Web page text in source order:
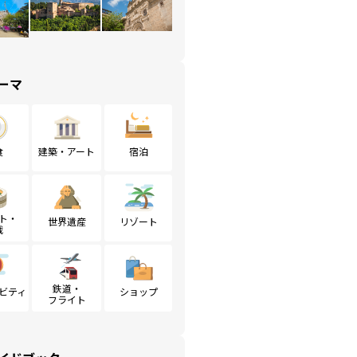
マ
建築・アート 宿泊
・
世界遺産 リゾート
ティ
鉄道・
フライト
ショップ